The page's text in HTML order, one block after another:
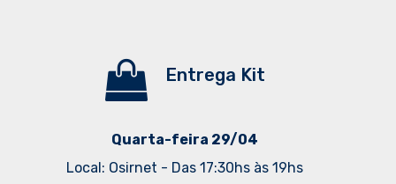
Entrega Kit
Quarta-feira 29/04
Local: Osirnet - Das 17:30hs às 19hs